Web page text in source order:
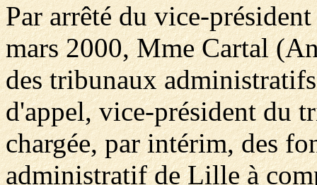
Par arrêté du vice-
mars 2000, Mme Cartal
des tribunaux
d'appel, vice-président du
chargée, par intérim, des
administratif de Lille à